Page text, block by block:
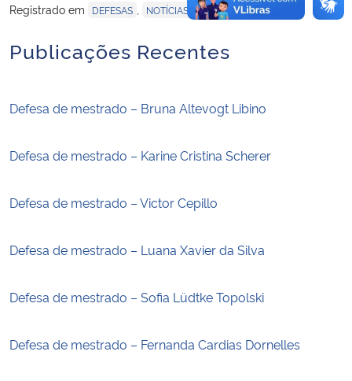
Registrado em
DEFESAS NOTÍCIAS
Publicações Recentes
Defesa de mestrado – Bruna Altevogt Libino
Defesa de mestrado – Karine Cristina Scherer
Defesa de mestrado – Victor Cepillo
Defesa de mestrado – Luana Xavier da Silva
Defesa de mestrado – Sofia Lüdtke Topolski
Defesa de mestrado – Fernanda Cardias Dornelles